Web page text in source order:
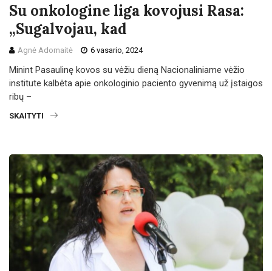
Su onkologine liga kovojusi Rasa:
„Sugalvojau, kad
Agnė Adomaitė 6 vasario, 2024
Minint Pasaulinę kovos su vėžiu dieną Nacionaliniame vėžio
institute kalbėta apie onkologinio paciento gyvenimą už įstaigos
ribų –
SKAITYTI